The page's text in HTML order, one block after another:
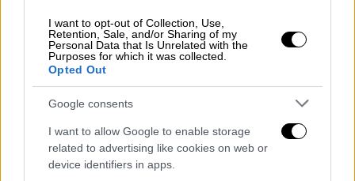
I want to opt-out of Collection, Use,
Retention, Sale, and/or Sharing of my
Personal Data that Is Unrelated with the
Purposes for which it was collected.
Opted Out
Google consents
I want to allow Google to enable storage
related to advertising like cookies on web or
device identifiers in apps.
Τα λεπτά περνούσαν και η ΑΕΚ ξεκίνησε να
πατάει πλέον καλύτερα στον αγωνιστικό
χώρο και να γίνεται πιο απειλητική γύρω από
την αντίπαλη περιοχή. Έτσι ήρθε και η
μεγαλύτερη στιγμή της Ένωσης. Στο 37' ο
Δικέφαλος κέρδισε ένα φάουλ μακριά από
την περιοχή, έγινε η σέντρα και ο Μουκουντί
έφτασε μία ανάσα από το γκολ. Όμως, ο